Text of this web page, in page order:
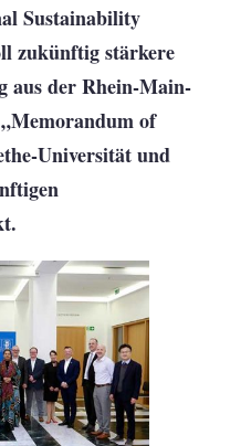
Sustainability
zukünftig stärkere
aus der Rhein-Main-
of
Universität und